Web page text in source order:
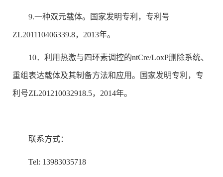
9.一种双元载体。国家发明专利，专利号
ZL201110406339.8，2013年。
10．利用热激与四环素调控的ntCre/LoxP删除系统、
重组表达载体及其制备方法和应用。国家发明专利，专
利号ZL201210032918.5，2014年。
联系方式：
Tel: 13983035718